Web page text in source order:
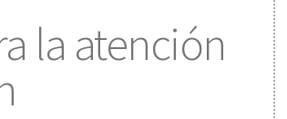
la atención